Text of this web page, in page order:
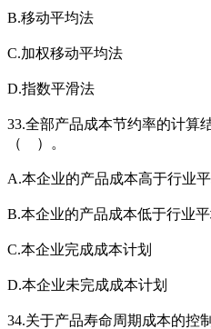
B.移动平均法
C.加权移动平均法
D.指数平滑法
33.全部产品成本节约率的计算
（ ）。
A.本企业的产品成本高于行业
B.本企业的产品成本低于行业
C.本企业完成成本计划
D.本企业未完成成本计划
34.关于产品寿命周期成本的控